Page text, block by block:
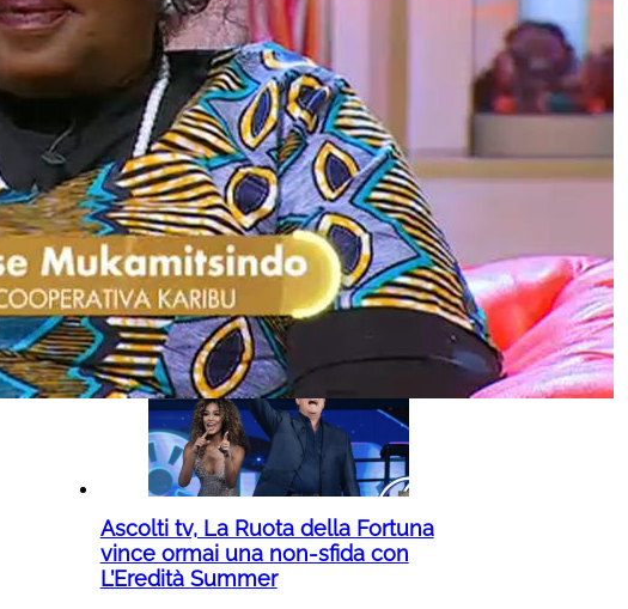
Sguardo rivolto al cielo in attesa
delle Perseidi, esprimete un
desiderio per farlo avverare!
Caldo, quando finisce? Ancora 19
città in bollino rosso: cosa cambia
dalla prossima settimana
Ascolti tv, La Ruota della Fortuna
vince ormai una non-sfida con
L’Eredità Summer